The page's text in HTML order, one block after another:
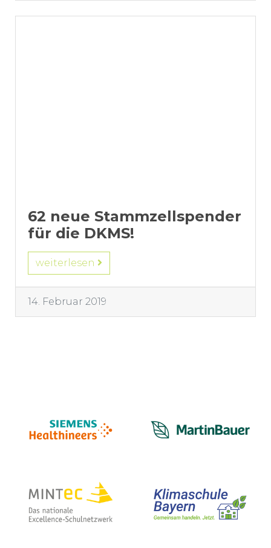
62 neue Stammzellspender
für die DKMS!
weiterlesen
14. Februar 2019